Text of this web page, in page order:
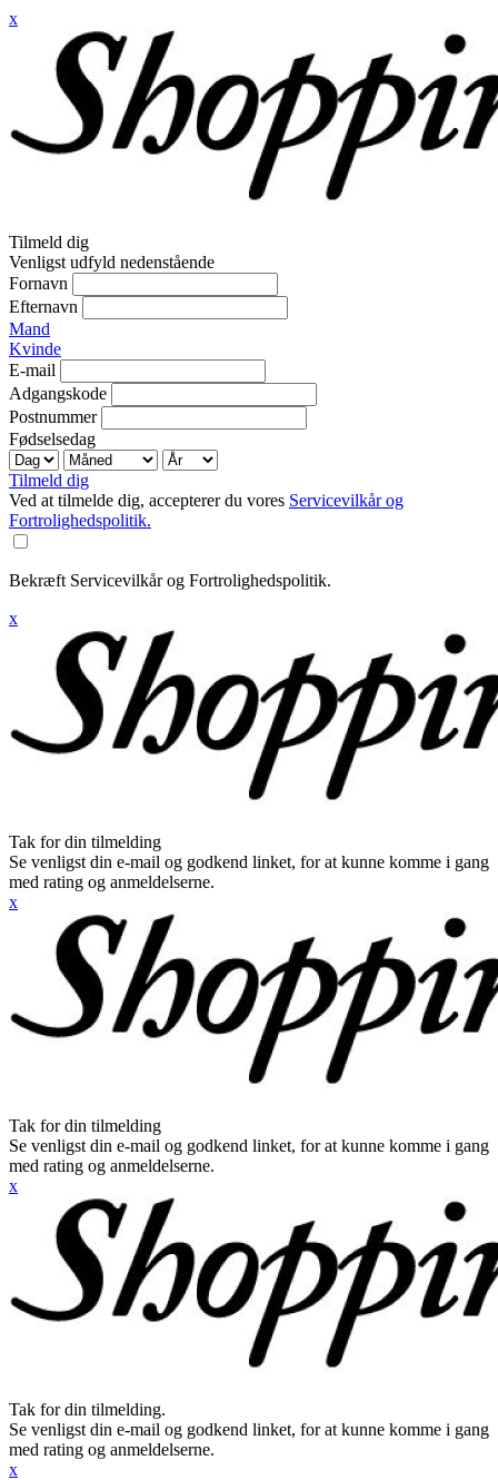
x
Tilmeld dig
Venligst udfyld nedenstående
Fornavn
Efternavn
Mand
Kvinde
E-mail
Adgangskode
Postnummer
Fødselsedag
Tilmeld dig
Ved at tilmelde dig, accepterer du vores Servicevilkår og
Fortrolighedspolitik.
Bekræft Servicevilkår og Fortrolighedspolitik.
x
Tak for din tilmelding
Se venligst din e-mail og godkend linket, for at kunne komme i gang
med rating og anmeldelserne.
x
Tak for din tilmelding
Se venligst din e-mail og godkend linket, for at kunne komme i gang
med rating og anmeldelserne.
x
Tak for din tilmelding.
Se venligst din e-mail og godkend linket, for at kunne komme i gang
med rating og anmeldelserne.
x